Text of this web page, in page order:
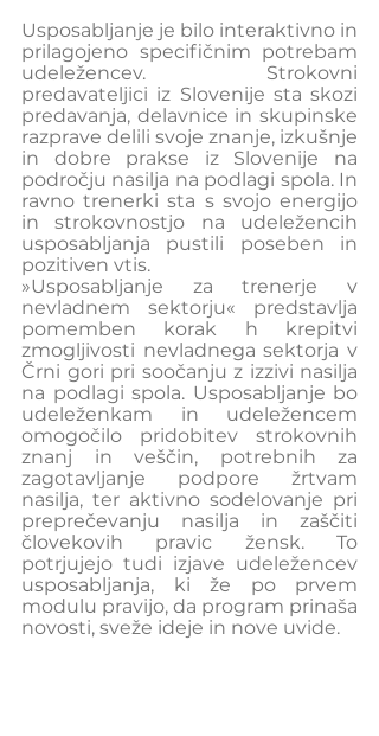
Usposabljanje je bilo interaktivno in
prilagojeno specifičnim potrebam
udeležencev. Strokovni
predavateljici iz Slovenije sta skozi
predavanja, delavnice in skupinske
razprave delili svoje znanje, izkušnje
in dobre prakse iz Slovenije na
področju nasilja na podlagi spola. In
ravno trenerki sta s svojo energijo
in strokovnostjo na udeležencih
usposabljanja pustili poseben in
pozitiven vtis.
»Usposabljanje za trenerje v
nevladnem sektorju« predstavlja
pomemben korak h krepitvi
zmogljivosti nevladnega sektorja v
Črni gori pri soočanju z izzivi nasilja
na podlagi spola. Usposabljanje bo
udeleženkam in udeležencem
omogočilo pridobitev strokovnih
znanj in veščin, potrebnih za
zagotavljanje podpore žrtvam
nasilja, ter aktivno sodelovanje pri
preprečevanju nasilja in zaščiti
človekovih pravic žensk. To
potrjujejo tudi izjave udeležencev
usposabljanja, ki že po prvem
modulu pravijo, da program prinaša
novosti, sveže ideje in nove uvide.